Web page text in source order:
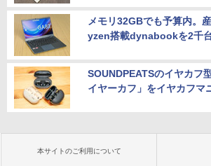
メモリ32GBでも予算内。
yzen搭載dynabookを2千
SOUNDPEATSのイヤカフ
イヤーカフ」をイヤカフマ
本サイトのご利用について